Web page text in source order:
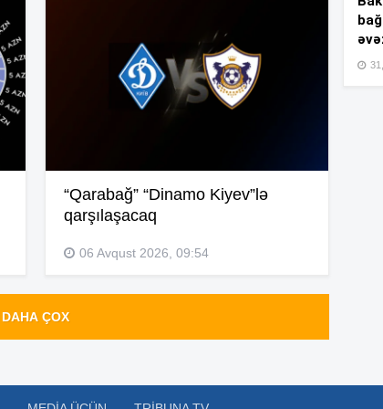
“Qarabağ” “Dinamo Kiyev”lə
qarşılaşacaq
06 Avqust 2026, 09:54
DAHA ÇOX